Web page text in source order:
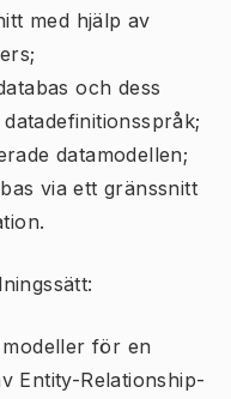
med hjälp av
och dess
datamodellen;
via ett gränssnitt
för en
Entity-Relationship-